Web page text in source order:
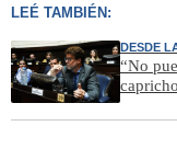
LEÉ TAMBIÉN:
DESDE
“No